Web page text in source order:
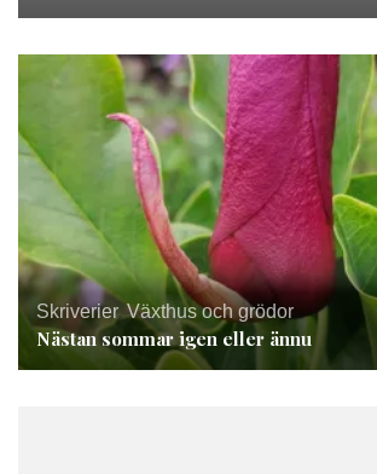
Skriverier, Växthus och grödor
Nästan sommar igen eller ännu